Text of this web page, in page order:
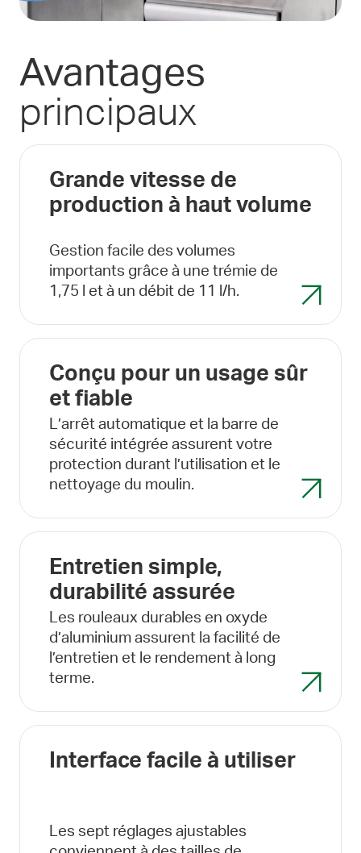
Avantages
principaux
Grande vitesse de
production à haut volume
Gestion facile des volumes
importants grâce à une trémie de
1,75 l et à un débit de 11 l/h.
Conçu pour un usage sûr
et fiable
L’arrêt automatique et la barre de
sécurité intégrée assurent votre
protection durant l’utilisation et le
nettoyage du moulin.
Entretien simple,
durabilité assurée
Les rouleaux durables en oxyde
d’aluminium assurent la facilité de
l’entretien et le rendement à long
terme.
Interface facile à utiliser
Les sept réglages ajustables